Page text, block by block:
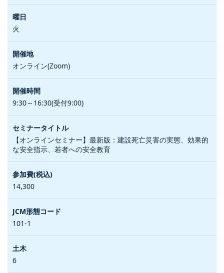
火
オンライン(Zoom)
9:30～16:30(受付9:00)
【オンラインセミナー】最新版：建設死亡災害の実態、効果的
な安全指示、若者への安全教育
14,300
101-1
6